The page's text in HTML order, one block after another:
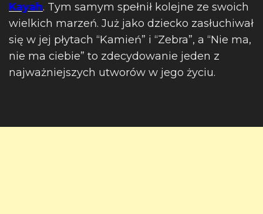
Kayah. Tym samym spełnił kolejne ze swoich
wielkich marzeń. Już jako dziecko zasłuchiwał
się w jej płytach “Kamień” i “Zebra”, a “Nie ma,
nie ma ciebie” to zdecydowanie jeden z
najważniejszych utworów w jego życiu.